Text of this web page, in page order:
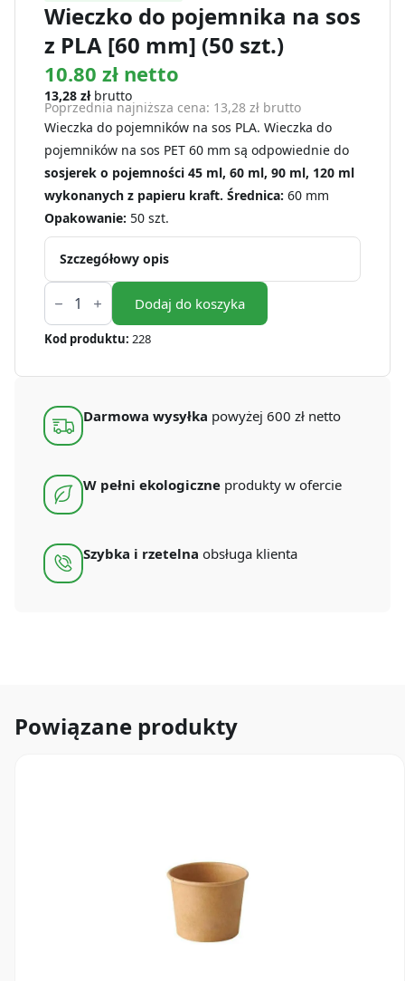
Wieczko do pojemnika na sos
z PLA [60 mm] (50 szt.)
10.80 zł netto
13,28 złbrutto
Poprzednia najniższa cena: 13,28 zł brutto
Wieczka do pojemników na sos PLA. Wieczka do
pojemników na sos PET 60 mm są odpowiednie do
sosjerek o pojemności 45 ml, 60 ml, 90 ml, 120 ml
wykonanych z papieru kraft. Średnica: 60 mm
Opakowanie: 50 szt.
Szczegółowy opis
ilość
Wieczko
do
pojemnika
na
z
[60
mm]
(50
szt.)
Dodaj do koszyka
Kod produktu: 228
Darmowa wysyłka powyżej 600 zł netto
W pełni ekologiczne produkty w ofercie
Szybka i rzetelna obsługa klienta
Powiązane produkty